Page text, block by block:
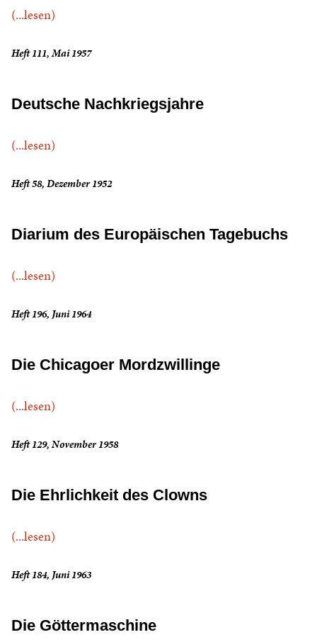
(...lesen)
Heft 111, Mai 1957
Deutsche Nachkriegsjahre
(...lesen)
Heft 58, Dezember 1952
Diarium des Europäischen Tagebuchs
(...lesen)
Heft 196, Juni 1964
Die Chicagoer Mordzwillinge
(...lesen)
Heft 129, November 1958
Die Ehrlichkeit des Clowns
(...lesen)
Heft 184, Juni 1963
Die Göttermaschine